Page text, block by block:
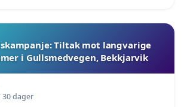
Tiltak mot langvarige
i Gullsmedvegen, Bekkjarvik
30 dager